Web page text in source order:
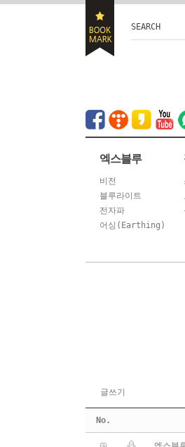
SEARCH
엑스블루
비전
블루라이트
전자파
어싱(Earthing)
글쓰기
No.